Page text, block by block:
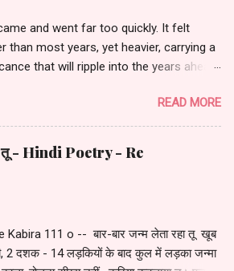
and went far too quickly. It felt
than most years, yet heavier, carrying a
that will ripple into the years ahead.
a year of quiet transformation . It began
and family gathered around—
in simplicity: just Mummi, Papa, and
dinner at nine, watching television,
the year revolved around the work and
yet it was also filled with moments
We celebrated my parents’ golden
READ MORE
तू - Hindi Poetry - Re
Kabira 111 o -- बार-बार जन्म लेता रहा तू खूब
2 दशक - 14 लड़कियों के बाद कुल में लड़का जन्मा